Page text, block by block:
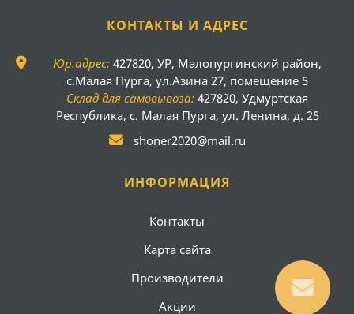
КОНТАКТЫ И АДРЕС
Юр.адрес: 427820, УР, Малопургинский район,
с.Малая Пурга, ул.Азина 27, помещение 5
Склад для самовывоза: 427820, Удмуртская
Республика, с. Малая Пурга, ул. Ленина, д. 25
shoner2020@mail.ru
ИНФОРМАЦИЯ
Контакты
Карта сайта
Производители
Акции